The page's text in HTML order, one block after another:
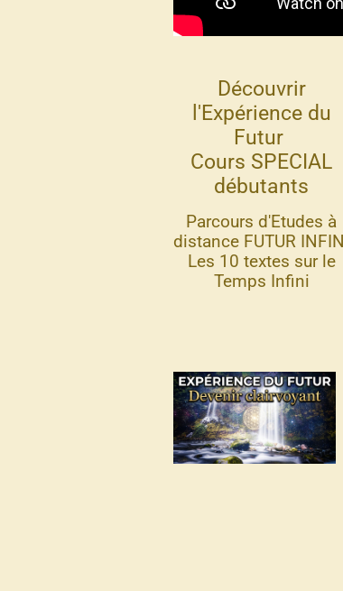
Découvrir
l'Expérience du
Futur
Cours SPECIAL
débutants
Parcours d'Etudes à
distance FUTUR INFINI
Les 10 textes sur le
Temps Infini